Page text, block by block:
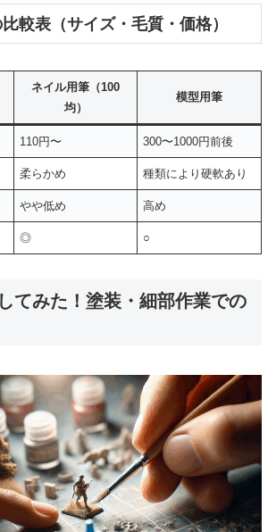
較表（サイズ・毛質・価格）
ネイル用筆（100
均）
模型用筆
110円〜 300〜1000円前後
柔らかめ 種類により硬軟あり
やや低め 高め
◎ ○
てみた！塗装・細部作業での